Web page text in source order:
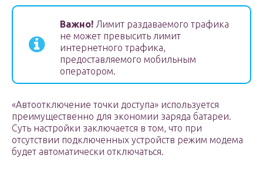
Важно! Лимит раздаваемого трафика
не может превысить лимит
интернетного трафика,
предоставляемого мобильным
оператором.
«Автоотключение точки доступа» используется
преимущественно для экономии заряда батареи.
Суть настройки заключается в том, что при
отсутствии подключенных устройств режим модема
будет автоматически отключаться.